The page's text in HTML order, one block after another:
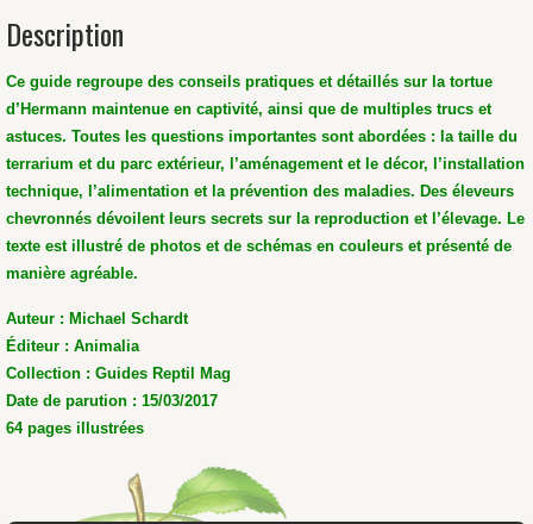
Description
Ce guide regroupe des conseils pratiques et détaillés sur la tortue
d’Hermann maintenue en captivité, ainsi que de multiples trucs et
astuces. Toutes les questions importantes sont abordées : la taille du
terrarium et du parc extérieur, l’aménagement et le décor, l’installation
technique, l’alimentation et la prévention des maladies. Des éleveurs
chevronnés dévoilent leurs secrets sur la reproduction et l’élevage. Le
texte est illustré de photos et de schémas en couleurs et présenté de
manière agréable.
Auteur : Michael Schardt
Éditeur : Animalia
Collection : Guides Reptil Mag
Date de parution : 15/03/2017
64 pages illustrées